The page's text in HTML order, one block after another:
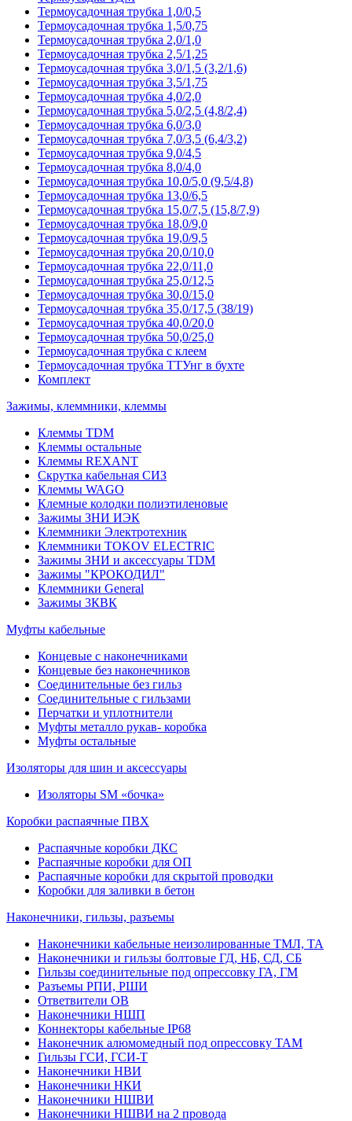
Термоусадочная трубка 1,0/0,5
Термоусадочная трубка 1,5/0,75
Термоусадочная трубка 2,0/1,0
Термоусадочная трубка 2,5/1,25
Термоусадочная трубка 3,0/1,5 (3,2/1,6)
Термоусадочная трубка 3,5/1,75
Термоусадочная трубка 4,0/2,0
Термоусадочная трубка 5,0/2,5 (4,8/2,4)
Термоусадочная трубка 6,0/3,0
Термоусадочная трубка 7,0/3,5 (6,4/3,2)
Термоусадочная трубка 9,0/4,5
Термоусадочная трубка 8,0/4,0
Термоусадочная трубка 10,0/5,0 (9,5/4,8)
Термоусадочная трубка 13,0/6,5
Термоусадочная трубка 15,0/7,5 (15,8/7,9)
Термоусадочная трубка 18,0/9,0
Термоусадочная трубка 19,0/9,5
Термоусадочная трубка 20,0/10,0
Термоусадочная трубка 22,0/11,0
Термоусадочная трубка 25,0/12,5
Термоусадочная трубка 30,0/15,0
Термоусадочная трубка 35,0/17,5 (38/19)
Термоусадочная трубка 40,0/20,0
Термоусадочная трубка 50,0/25,0
Термоусадочная трубка с клеем
Термоусадочная трубка ТТУнг в бухте
Комплект
Зажимы, клеммники, клеммы
Клеммы TDM
Клеммы остальные
Клеммы REXANT
Скрутка кабельная СИЗ
Клеммы WAGO
Клемные колодки полиэтиленовые
Зажимы ЗНИ ИЭК
Клеммники Электротехник
Клеммники TOKOV ELECTRIC
Зажимы ЗНИ и аксессуары TDM
Зажимы "КРОКОДИЛ"
Клеммники General
Зажимы 3КВК
Муфты кабельные
Концевые с наконечниками
Концевые без наконечников
Соединительные без гильз
Соединительные с гильзами
Перчатки и уплотнители
Муфты металло рукав- коробка
Муфты остальные
Изоляторы для шин и аксессуары
Изоляторы SM «бочка»
Коробки распаячные ПВХ
Распаячные коробки ДКС
Распаячные коробки для ОП
Распаячные коробки для скрытой проводки
Коробки для заливки в бетон
Наконечники, гильзы, разъемы
Наконечники кабельные неизолированные ТМЛ, ТА
Наконечники и гильзы болтовые ГД, НБ, СД, СБ
Гильзы соединительные под опрессовку ГА, ГМ
Разъемы РПИ, РШИ
Ответвители ОВ
Наконечники НШП
Коннекторы кабельные IP68
Наконечник алюмомедный под опрессовку ТАМ
Гильзы ГСИ, ГСИ-Т
Наконечники НВИ
Наконечники НКИ
Наконечники НШВИ
Наконечники НШВИ на 2 провода